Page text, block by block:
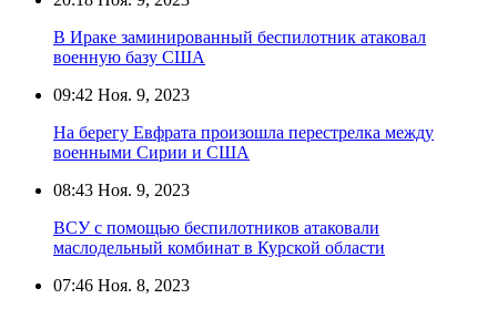
В Ираке заминированный беспилотник атаковал
военную базу США
09:42 Ноя. 9, 2023
На берегу Евфрата произошла перестрелка между
военными Сирии и США
08:43 Ноя. 9, 2023
ВСУ с помощью беспилотников атаковали
маслодельный комбинат в Курской области
07:46 Ноя. 8, 2023